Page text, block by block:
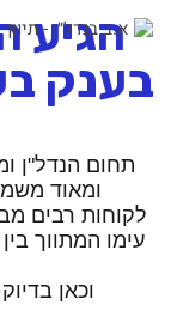
הגיע
בענק
תחום הנדל"ן
ומאוד
לקוחות רבים
עימו המתווך
וכאן